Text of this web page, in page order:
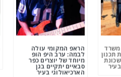
תכנון
הראפ המקומי עולה
לבמה: ערב היפ הופ
מיוחד של יוצרים כפר
סבאיים יתקיים בגן
הארכיאולוגי בעיר